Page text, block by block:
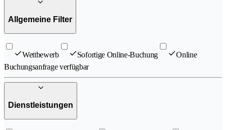
Allgemeine Filter
Wettbewerb Sofortige Online-Buchung
Online
Buchungsanfrage verfügbar
Dienstleistungen